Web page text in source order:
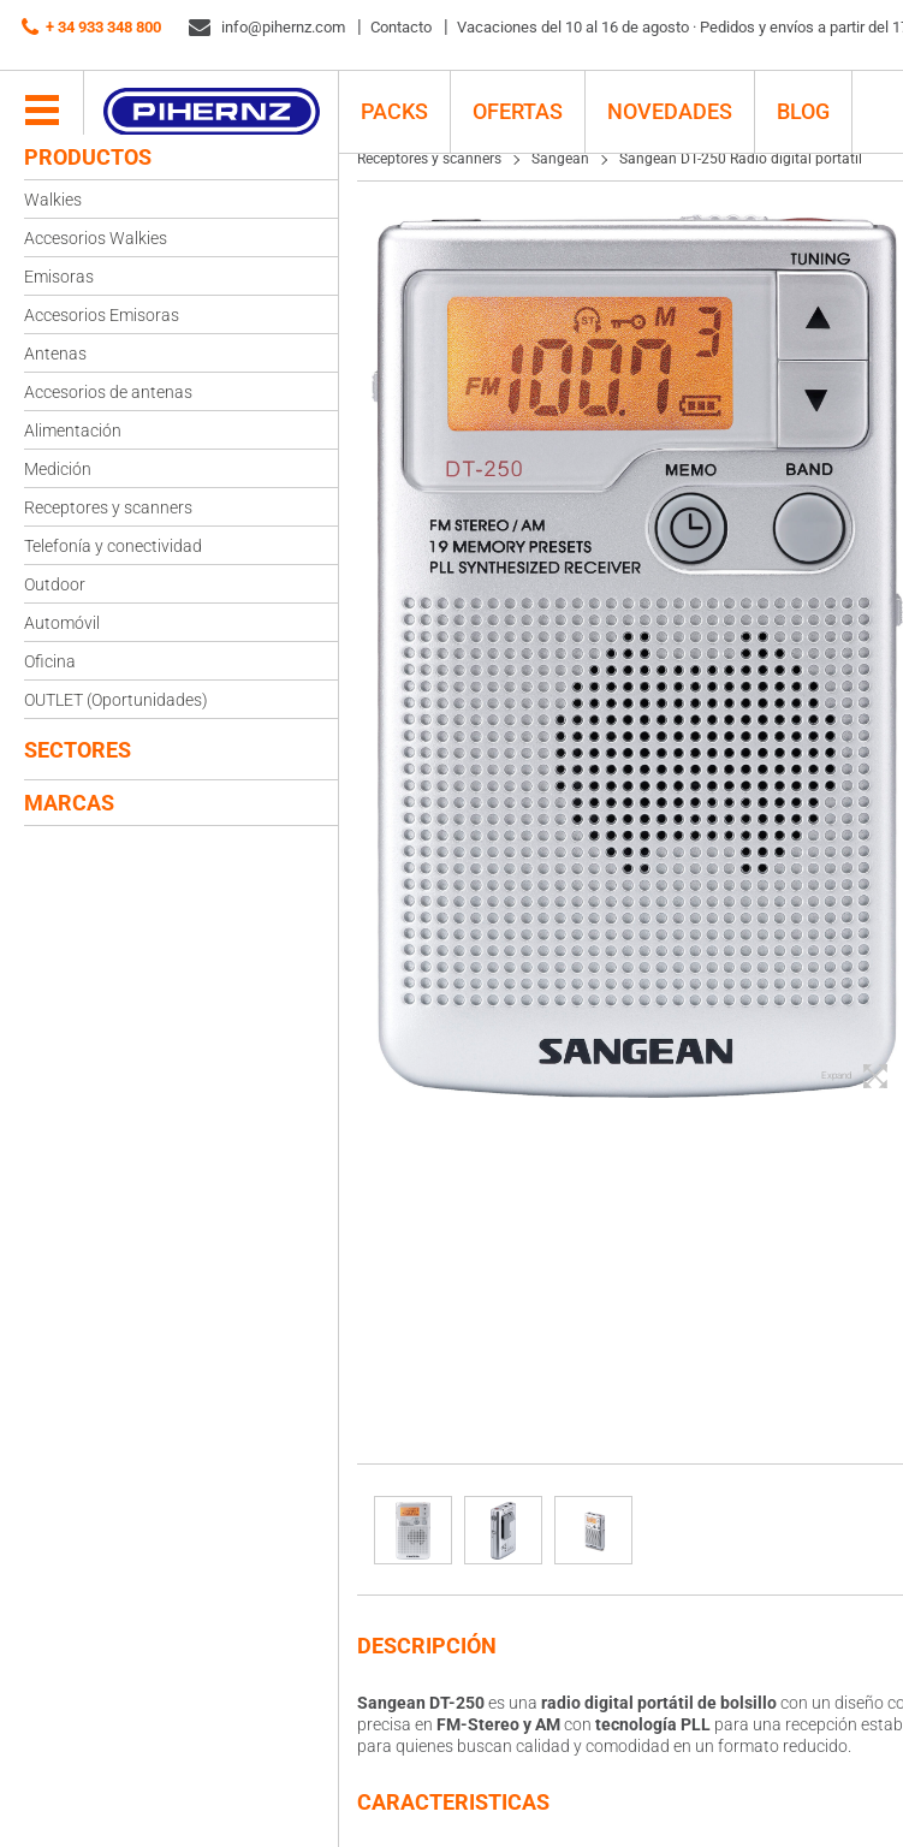
+ 34 933 348 800 info@pihernz.com Contacto Vacaciones del 10 al 16 de agosto · Pedidos y envíos a partir del
PACKS OFERTAS NOVEDADES
BLOG
PRODUCTOS
Walkies
Accesorios Walkies
Emisoras
Accesorios Emisoras
Antenas
Accesorios de antenas
Alimentación
Medición
Receptores y scanners
Telefonía y conectividad
Outdoor
Automóvil
Oficina
OUTLET (Oportunidades)
SECTORES
MARCAS
Receptores y scanners Sangean Sangean DT-250 Radio digital portátil
Receptores y scanners Sangean Sangean DT-250 Radio digital portátil
Expand
DESCRIPCIÓN
Sangean DT-250es una radio digital portátil de bolsillocon un diseño
precisa en FM-Stereo y AMcon tecnología PLL para una recepción
para quienes buscan calidad y comodidad en un formato reducido.
CARACTERISTICAS